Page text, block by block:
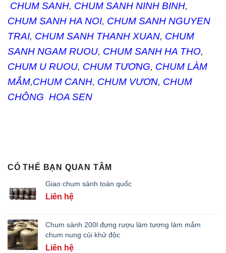
CHUM SANH, CHUM SANH NINH BINH,
CHUM SANH HA NOI, CHUM SANH NGUYEN
TRAI, CHUM SANH THANH XUAN, CHUM
SANH NGAM RUOU, CHUM SANH HA THO,
CHUM U RUOU, CHUM TƯƠNG, CHUM LÀM
MẮM,CHUM CANH, CHUM VƯƠN, CHUM
CHÔNG HOA SEN
CÓ THỂ BẠN QUAN TÂM
Giao chum sành toàn quốc
Liên hệ
Chum sành 200l đựng rượu làm tương làm mắm
chum nung củi khử độc
Liên hệ